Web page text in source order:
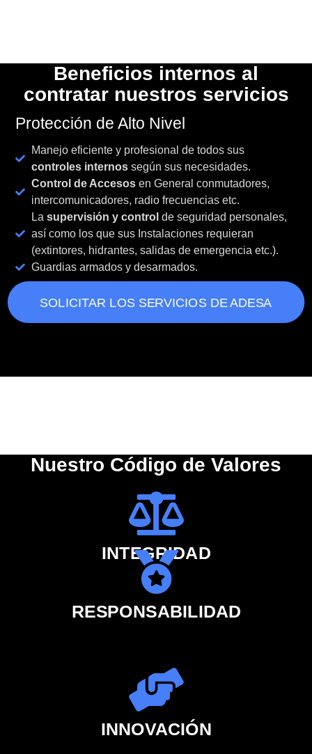
Beneficios internos al
contratar nuestros servicios
Protección de Alto Nivel
Manejo eficiente y profesional de todos sus
controles internossegún sus necesidades.
Control de Accesosen General conmutadores,
intercomunicadores, radio frecuencias etc.
La supervisión y control de seguridad personales,
así como los que sus Instalaciones requieran
(extintores, hidrantes, salidas de emergencia etc.).
Guardias armados y desarmados.
SOLICITAR LOS SERVICIOS DE ADESA
Nuestro Código de Valores
INTEGRIDAD
RESPONSABILIDAD
INNOVACIÓN